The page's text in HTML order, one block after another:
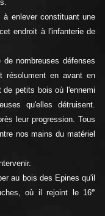
à enlever constituant une
endroit à l'infanterie de
de nombreuses défenses
résolument en avant en
petits bois où l'ennemi
qu'elles détruisent.
leur progression. Tous
nos mains du matériel
au bois des Epines qu'il
où il rejoint le 16e